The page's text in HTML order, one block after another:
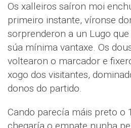
Os xalleiros saíron moi
primeiro instante, víronse
sorprenderon a un Lugo
súa mínima vantaxe. Os
voltearon o marcador e
xogo dos visitantes,
donos do partido.
Cando parecía máis preto o